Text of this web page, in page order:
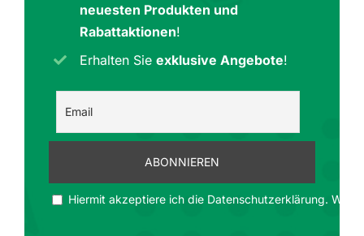
neuesten Produkten und
Rabattaktionen!
Erhalten Sieexklusive Angebote!
Hiermit akzeptiere ich die Datenschutzerklärung. Wir